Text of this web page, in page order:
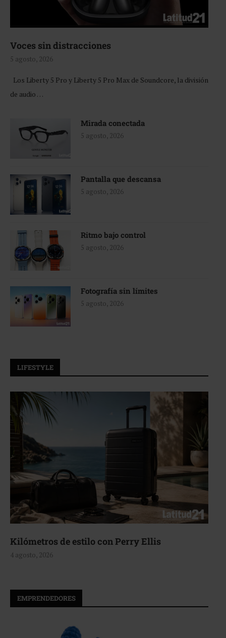
Voces sin distracciones
5 agosto, 2026
Los Liberty 5 Pro y Liberty 5 Pro Max de Soundcore, la división
de audio …
Mirada conectada
5 agosto, 2026
Pantalla que descansa
5 agosto, 2026
Ritmo bajo control
5 agosto, 2026
Fotografía sin límites
5 agosto, 2026
LIFESTYLE
Aerie, texturas que fluyen
4 agosto, 2026
EMPRENDEDORES